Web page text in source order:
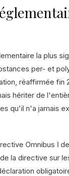
la plus
per- et
réaffirmée
hériter de
qu'il n'a jamais
Omnibus I
la directive sur